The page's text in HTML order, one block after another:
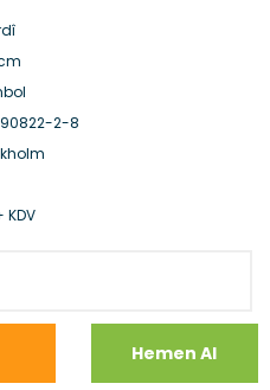
2-8
KDV
Hemen Al